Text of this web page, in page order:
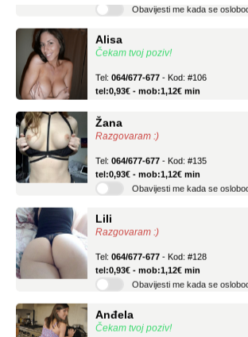
Čekam tvoj poziv!
tel:0,93€ - mob:1,12€ min
Razgovaram :)
tel:0,93€ - mob:1,12€ min
Obavijesti me kada se oslobodi
Razgovaram :)
tel:0,93€ - mob:1,12€ min
Obavijesti me kada se oslobodi
Čekam tvoj poziv!